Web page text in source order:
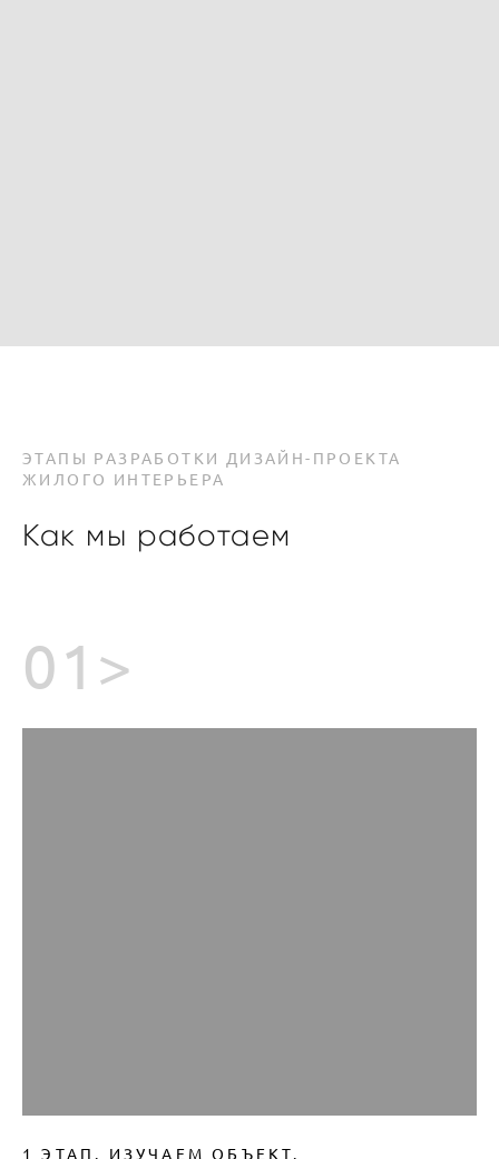
ЭТАПЫ РАЗРАБОТКИ ДИЗАЙН-ПРОЕКТА
ЖИЛОГО ИН ТЕРЬЕРА
Как мы работаем
01>
1 ЭТАП. ИЗУЧАЕМ ОБЪЕКТ.